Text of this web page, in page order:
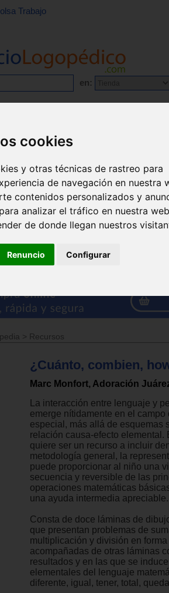
cookies
y otras técnicas de rastreo para
de navegación en nuestra
contenidos personalizados y
analizar el tráfico en nuestra
de donde llegan nuestros
Renuncio Configurar
Trabajo
en:
> Recursos
¿Cuánto, combien,
Marc Monfort, Adoración
La interacción entre lenguaje y
emerge nítidamente en el
especial, más allá de esquemas
relación causa-efecto elemental.
quiere ser un recurso a incluir
metodología general, la
puede proporcionar al niño una
secuencia y reversible de las
operaciones matemáticas
una ayuda intermedia apreciable.
Consta de doce láminas de
que presentan problemas de
multiplicación y división en
acompañadas de otras láminas
resultados y en las que se
elementales del lenguaje
diferente, igual, tener, total,